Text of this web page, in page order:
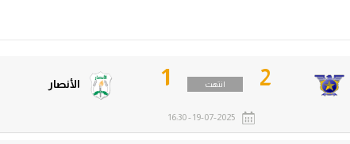
2 انتهت الأنصار 1
19-07-2025 - 16:30